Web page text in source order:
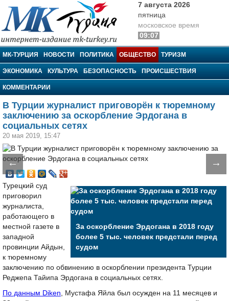
МК-Турция
7 августа 2026
пятница
московское время
09:07
МК-ТУРЦИЯ НОВОСТИ ПОЛИТИКА ОБЩЕСТВО ТУРИЗМ
ЭКОНОМИКА КУЛЬТУРА БЕЗОПАСНОСТЬ ПРОИСШЕСТВИЯ
КОММЕНТАРИИ
В Турции журналист приговорён к тюремному
заключению за оскорбление Эрдогана в
социальных сетях
20 мая 2019, 15:47
← →
За оскорбление Эрдогана в 2018 году
более 5 тыс. человек предстали перед
судом
Турецкий суд
приговорил
журналиста,
работающего в
местной газете в
западной
провинции Айдын,
к тюремному
заключению по обвинению в оскорблении президента Турции
Реджепа Тайипа Эрдогана в социальных сетях.
По данным Diken, Мустафа Яйла был осужден на 11 месяцев и